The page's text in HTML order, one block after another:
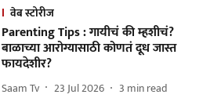
वेब स्टोरीज
Parenting Tips : गायीचं की म्हशीचं?
बाळाच्या आरोग्यासाठी कोणतं दूध जास्त
फायदेशीर?
Saam Tv 23 Jul 2026 3 min read